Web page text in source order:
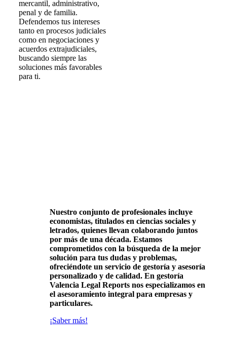
mercantil, administrativo,
penal y de familia.
Defendemos tus intereses
tanto en procesos judiciales
como en negociaciones y
acuerdos extrajudiciales,
buscando siempre las
soluciones más favorables
para ti.
Nuestro conjunto de profesionales incluye
economistas, titulados en ciencias sociales y
letrados, quienes llevan colaborando juntos
por más de una década. Estamos
comprometidos con la búsqueda de la mejor
solución para tus dudas y problemas,
ofreciéndote un servicio de gestoría y asesoría
personalizado y de calidad. En gestoría
Valencia Legal Reports nos especializamos en
el asesoramiento integral para empresas y
particulares.
¡Saber más!